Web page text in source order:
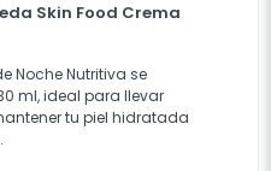
Skin Food Crema
Noche Nutritiva se
ml, ideal para llevar
tu piel hidratada